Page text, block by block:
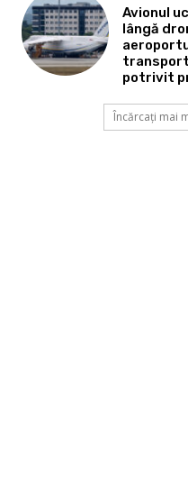
Avionul
lângă
potrivit
Încărcați mai